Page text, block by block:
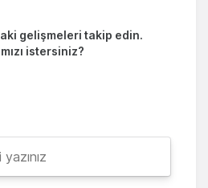
gelişmeleri takip edin.
istersiniz?